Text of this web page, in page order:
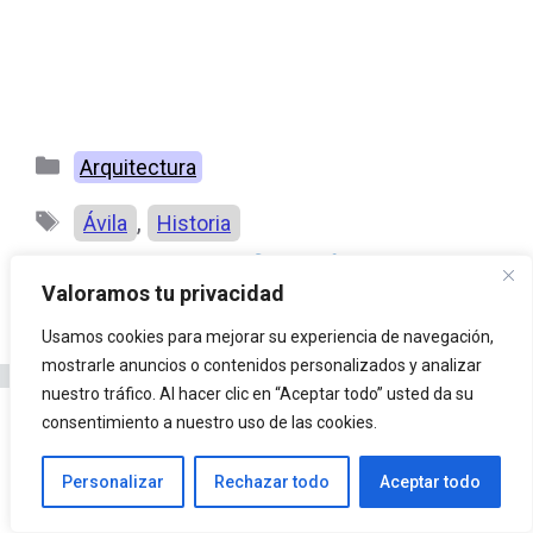
Valoramos tu privacidad
Usamos cookies para mejorar su experiencia de navegación,
mostrarle anuncios o contenidos personalizados y analizar
nuestro tráfico. Al hacer clic en “Aceptar todo” usted da su
consentimiento a nuestro uso de las cookies.
Personalizar Rechazar todo Aceptar todo
Categorías
Arquitectura
Etiquetas
Ávila , Historia
Síndrome del edificio enfermo
Tipos de arquitectura para estudiar
1 comentario en
"Historia de la muralla